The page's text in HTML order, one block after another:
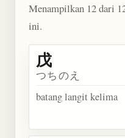
Menampilkan 12 dari
ini.
戊
つちのえ
batang langit kelima